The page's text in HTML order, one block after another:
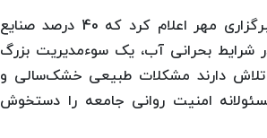
سخنگوی آبفای استان اصفهان در مصاحبه مورخ 5 آبان 1397 با خبرگزاری مهر اعلام کرد که 40 درصد صنایع
شرایط بحرانی آب، یک سوءمدیریت بزرگ
تلاش دارند مشکلات طبیعی خشک‌سالی و
امنیت روانی جامعه را دستخوش